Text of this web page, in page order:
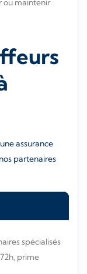
ou maintenir
assurance
partenaires
spécialisés
prime